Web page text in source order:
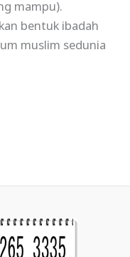
mampu).
bentuk ibadah
muslim sedunia